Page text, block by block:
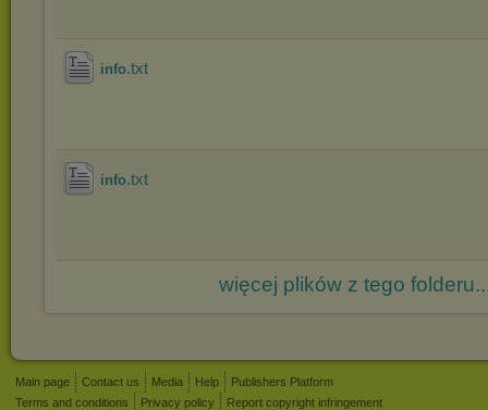
info.txt
info.txt
więcej plików z tego
Main page Contact us Media Help
Publishers Platform
Terms and conditions
Privacy policy Report copyright infringement